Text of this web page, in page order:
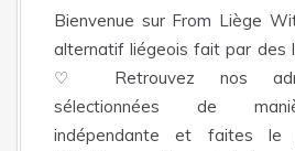
Bienvenue sur From Liège
alternatif liégeois fait par des
♡ Retrouvez nos
sélectionnées de
indépendante et faites le